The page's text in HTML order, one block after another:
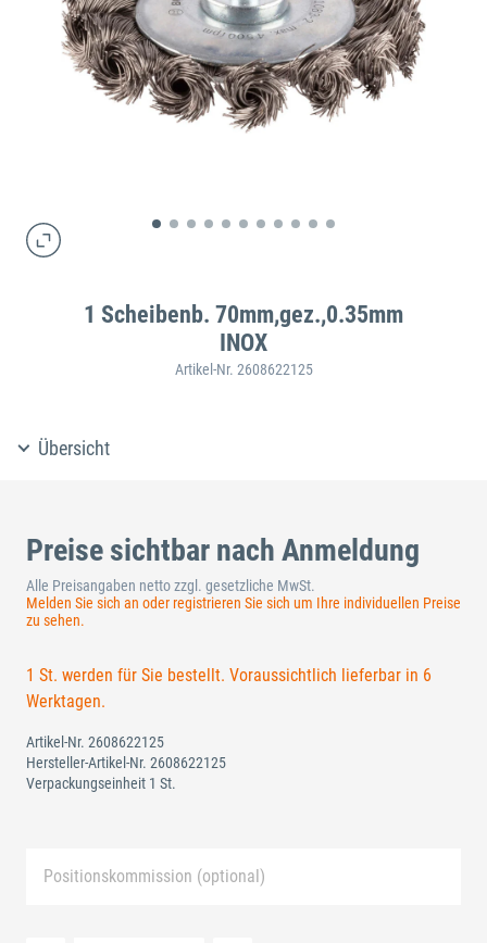
1 Scheibenb. 70mm,gez.,0.35mm
INOX
Artikel-Nr. 2608622125
Übersicht
Preise sichtbar nach Anmeldung
Alle Preisangaben netto zzgl. gesetzliche MwSt.
Melden Sie sich an oder registrieren Sie sich um Ihre individuellen Preise
zu sehen.
1 St. werden für Sie bestellt. Voraussichtlich lieferbar in 6
Werktagen.
Artikel-Nr. 2608622125
Hersteller-Artikel-Nr. 2608622125
Verpackungseinheit 1 St.
Positionskommission (optional)